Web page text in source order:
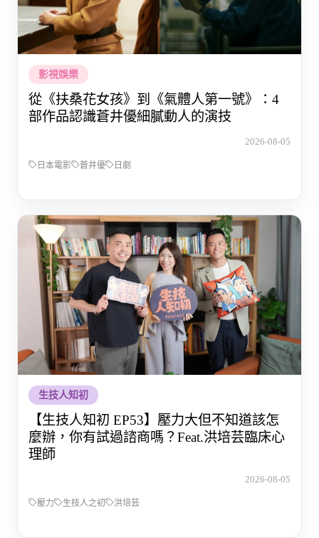
影視娛樂
從《扶桑花女孩》到《氣體人第一號》：4
部作品認識蒼井優細膩動人的演技
2026-08-05
日本電影 蒼井優 日劇
生技人知初
【生技人知初 EP53】壓力大但不知道該怎
麼辦，你有試過諮商嗎？Feat.洪培芸臨床心
理師
2026-08-05
壓力 生技人之初 洪培芸